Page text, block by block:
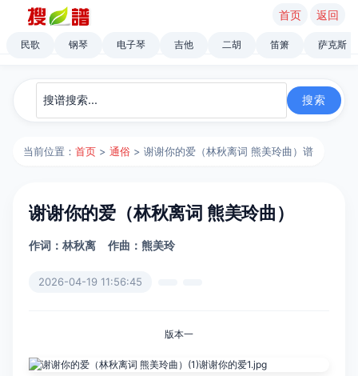
首页 返回
民歌 钢琴 电子琴 吉他 二胡 笛箫 萨克斯
当前位置：首页 >通俗 > 谢谢你的爱（林秋离词 熊美玲曲）谱
谢谢你的爱（林秋离词 熊美玲曲）
作词：林秋离 作曲：熊美玲
2026-04-19 11:56:45
版本一